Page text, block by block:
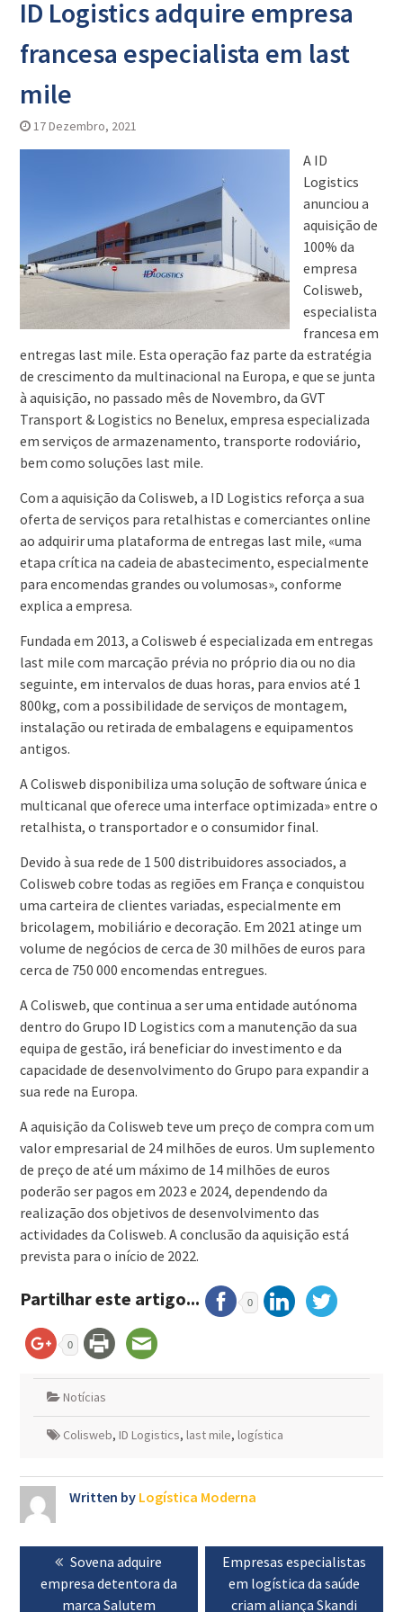
ID Logistics adquire empresa
francesa especialista em last
mile
17 Dezembro, 2021
A ID
Logistics
anunciou a
aquisição de
100% da
empresa
Colisweb,
especialista
francesa em
entregas last mile. Esta operação faz parte da estratégia
de crescimento da multinacional na Europa, e que se junta
à aquisição, no passado mês de Novembro, da GVT
Transport & Logistics no Benelux, empresa especializada
em serviços de armazenamento, transporte rodoviário,
bem como soluções last mile.
Com a aquisição da Colisweb, a ID Logistics reforça a sua
oferta de serviços para retalhistas e comerciantes online
ao adquirir uma plataforma de entregas last mile, «uma
etapa crítica na cadeia de abastecimento, especialmente
para encomendas grandes ou volumosas», conforme
explica a empresa.
Fundada em 2013, a Colisweb é especializada em entregas
last mile com marcação prévia no próprio dia ou no dia
seguinte, em intervalos de duas horas, para envios até 1
800kg, com a possibilidade de serviços de montagem,
instalação ou retirada de embalagens e equipamentos
antigos.
A Colisweb disponibiliza uma solução de software única e
multicanal que oferece uma interface optimizada» entre o
retalhista, o transportador e o consumidor final.
Devido à sua rede de 1 500 distribuidores associados, a
Colisweb cobre todas as regiões em França e conquistou
uma carteira de clientes variadas, especialmente em
bricolagem, mobiliário e decoração. Em 2021 atinge um
volume de negócios de cerca de 30 milhões de euros para
cerca de 750 000 encomendas entregues.
A Colisweb, que continua a ser uma entidade autónoma
dentro do Grupo ID Logistics com a manutenção da sua
equipa de gestão, irá beneficiar do investimento e da
capacidade de desenvolvimento do Grupo para expandir a
sua rede na Europa.
A aquisição da Colisweb teve um preço de compra com um
valor empresarial de 24 milhões de euros. Um suplemento
de preço de até um máximo de 14 milhões de euros
poderão ser pagos em 2023 e 2024, dependendo da
realização dos objetivos de desenvolvimento das
actividades da Colisweb. A conclusão da aquisição está
prevista para o início de 2022.
Partilhar este artigo... 0
0
Notícias
Colisweb, ID Logistics, last mile, logística
Written by Logística Moderna
Navegação
artigos
Previous
post:
Sovena adquire
empresa detentora da
marca Salutem
Next
post:
Empresas especialistas
em logística da saúde
criam aliança Skandi